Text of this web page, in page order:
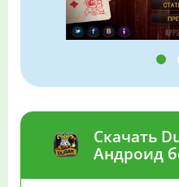
Скачать
Андроид